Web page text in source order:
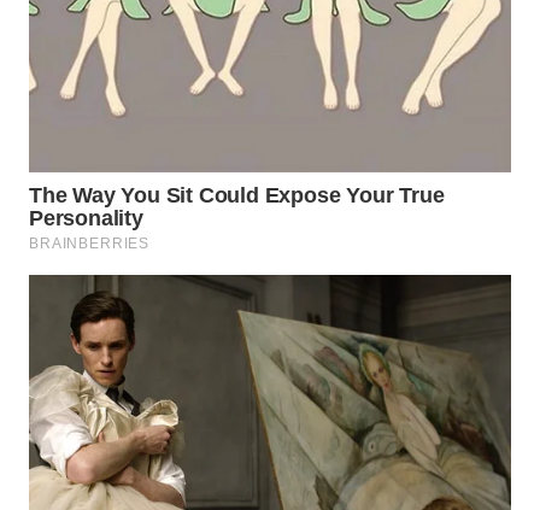
WN
TEBING
TINGGI
WN
KARAWANG
WN
BEKASI
WN
BOGOR
WN
DEPOK